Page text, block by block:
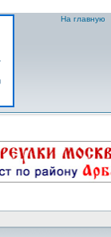
На главную